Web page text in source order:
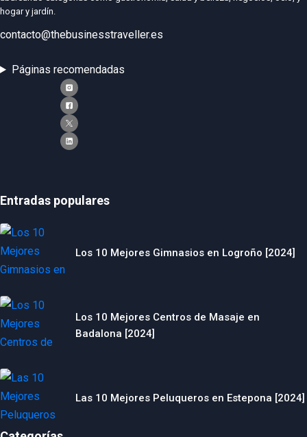
hogar y jardín.
contacto@thebusinesstraveller.es
Páginas recomendadas
Entradas populares
Los 10 Mejores Gimnasios en Logroño [2024]
Los 10 Mejores Centros de Masaje en
Badalona [2024]
Las 10 Mejores Peluqueros en Estepona [2024]